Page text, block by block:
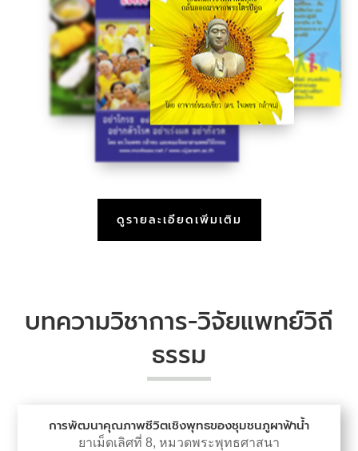
ดูรายละเอียดเพิ่มเติม
บทความวิชาการ-วิจัยแพทย์วิถี
ธรรม
การพัฒนาคุณภาพชีวิตเชิงพุทธของชุมชนภูผาฟ้าน้ำ
ยาเม็ดเลิศที่ 8, หมวดพระพุทธศาสนา